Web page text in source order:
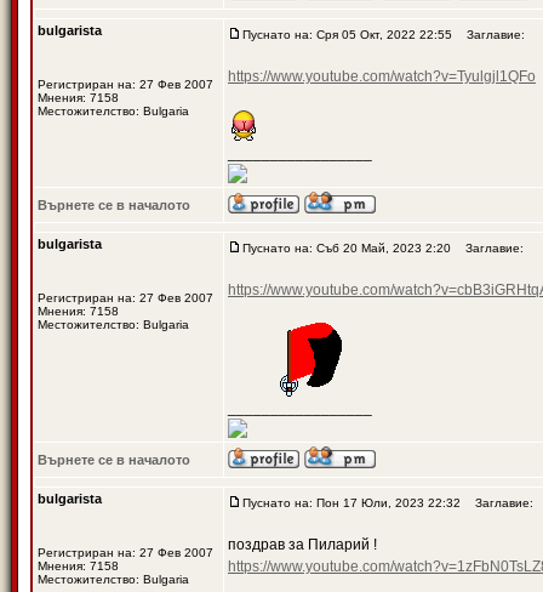
bulgarista
Регистриран на: 27 Фев 2007
Мнения: 7158
Местожителство: Bulgaria
Пуснато на: Сря 05 Окт, 2022 22:55 Заглавие:
https://www.youtube.com/watch?v=Tyulgjl1QFo
Върнете се в началото
bulgarista
Регистриран на: 27 Фев 2007
Мнения: 7158
Местожителство: Bulgaria
Пуснато на: Съб 20 Май, 2023 2:20 Заглавие:
https://www.youtube.com/
Върнете се в началото
bulgarista
Регистриран на: 27 Фев 2007
Мнения: 7158
Местожителство: Bulgaria
Пуснато на: Пон 17 Юли, 2023 22:32 Заглавие:
поздрав за Пиларий !
https://www.youtube.com/